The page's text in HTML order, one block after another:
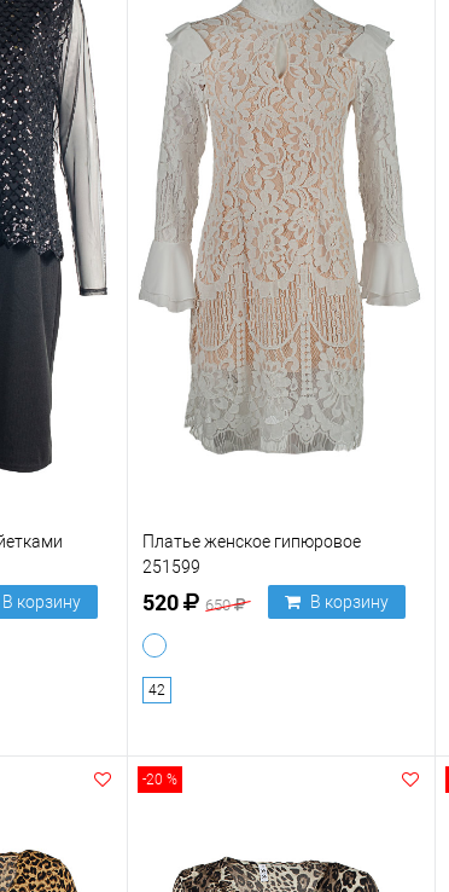
В корзину
Платье женское гипюровое
251599
520 650 В корзину
42
-20 %